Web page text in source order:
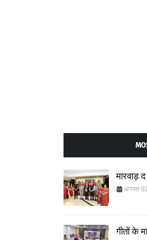
मारवाड़
अगस्त
गीतों के